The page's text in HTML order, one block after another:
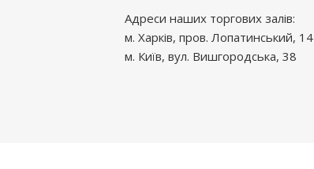
Адреси наших торгових залів:
м. Харків, пров. Лопатинський, 14
м. Київ, вул. Вишгородська, 38